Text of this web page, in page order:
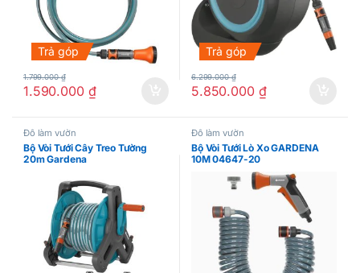
Trả góp
1.590.000 ₫
1.799.000₫
Trả góp
5.850.000 ₫
6.299.000₫
Đồ làm vườn
Bộ Vòi Tưới Cây Treo Tường
20m Gardena
Đồ làm vườn
Bộ Vòi Tưới Lò Xo GARDENA
10M 04647-20